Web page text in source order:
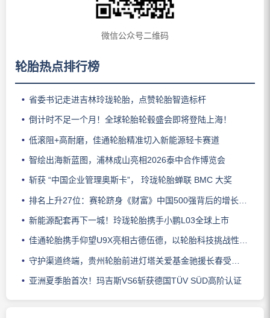
微信公众号二维码
轮胎热点排行榜
省委书记走进吉林玲珑轮胎，点赞轮胎智造标杆
倒计时不足一个月！全球轮胎轮毂盛会即将登陆上海！
低滚阻+高耐磨，佳通轮胎精准切入新能源轻卡赛道
智绘出海新蓝图，浦林成山亮相2026泰中合作博览会
斩获 “中国企业管理奥斯卡”， 玲珑轮胎蝉联 BMC 大奖
排名上升27位：赛轮跻身《财富》中国500强背后的增长逻辑
新能源配套再下一城！玲珑轮胎携手小鹏L03全球上市
佳通轮胎携手仰望U9X亮相古德伍德，以轮胎科技挑战性能边界
守护渠道终端，贵州轮胎前进灯塔关爱基金驰援长春受灾门店
亚洲夏季胎首次！玛吉斯VS6斩获德国TÜV SÜD高阶认证